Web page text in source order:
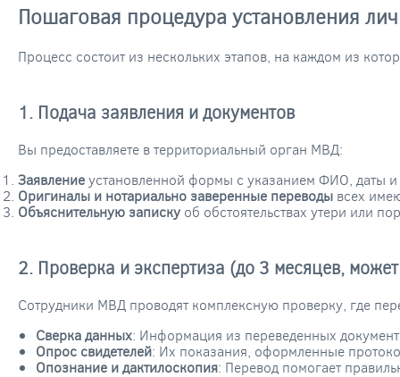
Пошаговая процедура установления
Процесс состоит из нескольких этапов, на каждом из
1. Подача заявления и документов
Вы предоставляете в территориальный орган МВД:
Заявлениеустановленной формы с указанием ФИО, даты
Оригиналы и нотариально заверенные переводы всех
Объяснительную записку об обстоятельствах утери или
2. Проверка и экспертиза (до 3 месяцев,
Сотрудники МВД проводят комплексную проверку, где
Сверка данных: Информация из переведенных
Опрос свидетелей: Их показания, оформленные
Опознание и дактилоскопия: Перевод помогает